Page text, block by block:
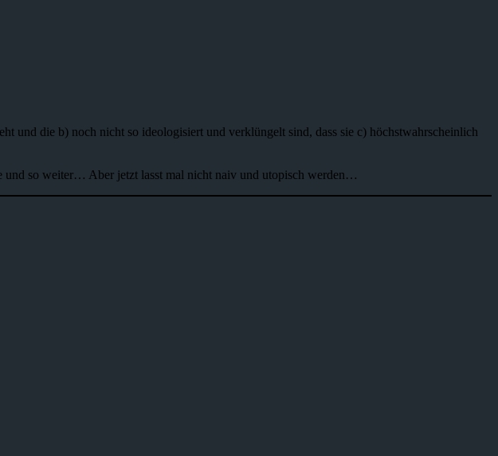
und die b) noch nicht so ideologisiert und verklüngelt sind, dass sie c) höchstwahrscheinlich
so weiter… Aber jetzt lasst mal nicht naiv und utopisch werden…